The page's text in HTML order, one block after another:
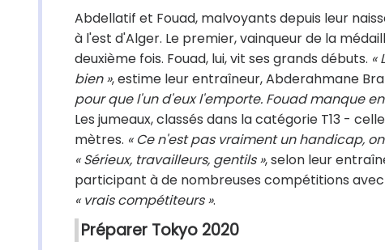
Abdellatif et Fouad, malvoyants depuis leur
à l'est d'Alger. Le premier, vainqueur de la
deuxième fois. Fouad, lui, vit ses grands débuts. «
bien », estime leur entraîneur, Abderahmane
pour que l'un d'eux l'emporte. Fouad manque
Les jumeaux, classés dans la catégorie T13 -
mètres. « Ce n'est pas vraiment un handicap,
« Sérieux, travailleurs, gentils », selon leur
participant à de nombreuses compétitions
« vrais compétiteurs ».
Préparer Tokyo 2020